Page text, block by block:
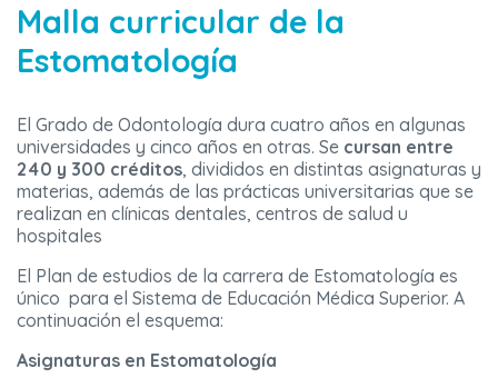
Malla curricular de la
Estomatología
El Grado de Odontología dura cuatro años en algunas
universidades y cinco años en otras. Se cursan entre
240 y 300 créditos, divididos en distintas asignaturas y
materias, además de las prácticas universitarias que se
realizan en clínicas dentales, centros de salud u
hospitales
El Plan de estudios de la carrera de Estomatología es
único para el Sistema de Educación Médica Superior. A
continuación el esquema:
Asignaturas en Estomatología